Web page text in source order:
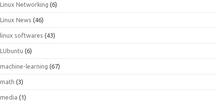
Linux Networking (6)
Linux News (46)
linux softwares (43)
LUbuntu (6)
machine-learning (67)
math (3)
media (1)